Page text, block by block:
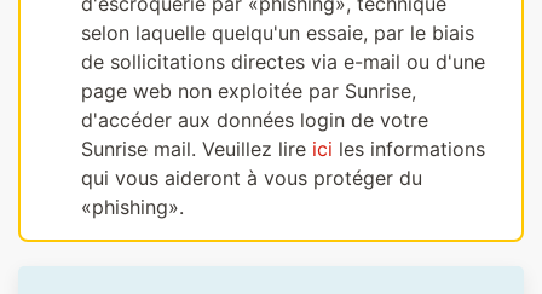
selon laquelle quelqu'un essaie, par le biais
de sollicitations directes via e-mail ou d'une
page web non exploitée par Sunrise,
d'accéder aux données login de votre
Sunrise mail. Veuillez lire ici les informations
qui vous aideront à vous protéger du
«phishing».